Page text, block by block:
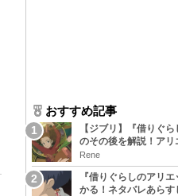
おすすめ記事
【ジブリ】『借りぐ
のその後を解説！アリ
な住処は？翔の病気は
Rene
『借りぐらしのアリ
かる！ネタバレあら